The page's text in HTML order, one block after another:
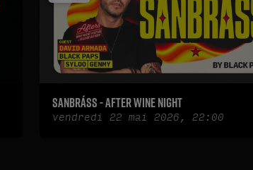
Sanbráss - After Wine Night
vendredi 22 mai 2026, 22:00